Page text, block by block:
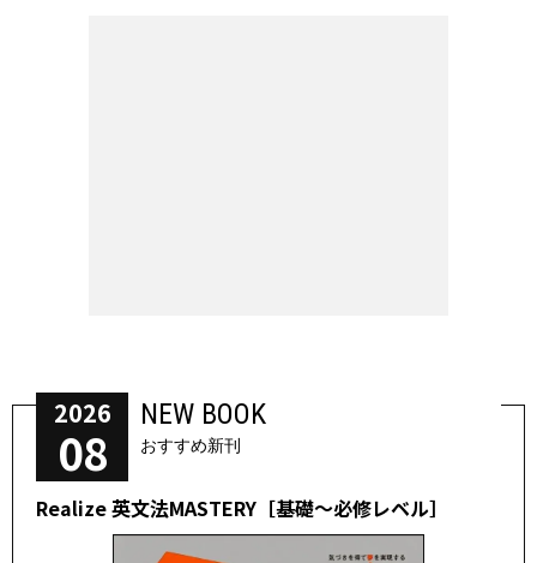
2026
08
NEW BOOK
おすすめ新刊
Realize 英文法MASTERY［基礎～必修レベル］